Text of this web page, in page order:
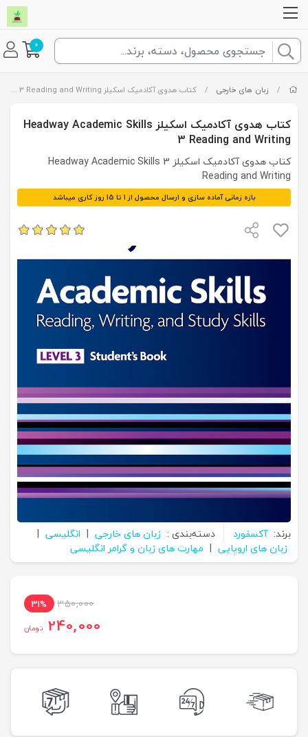
0
/ زبان های خارجی / کتاب هدوی آکادمیک اسکیلز Headway Academic Skills 3 Reading and Writing
کتاب هدوی آکادمیک اسکیلز Headway Academic Skills
3 Reading and Writing
کتاب هدوی آکادمیک اسکیلز Headway Academic Skills 3
Reading and Writing
بازه زمانی آماده سازی و ارسال محصول از 1 تا 15 روز کاری میباشد
برند: آکسفورد دسته‌بندی : زبان های خارجی | انگلیسی |
زبان های اروپایی | مهارت های زبان و گرامر انگلیسی
350,000
31%
240,000 تومان